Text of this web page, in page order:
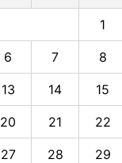
1
6 7 8
13 14 15
20 21 22
27 28 29